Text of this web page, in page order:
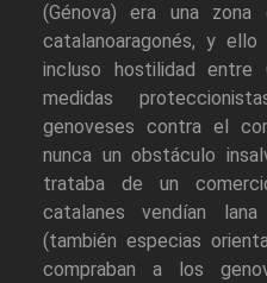
(Génova) era una
catalanoaragonés, y
incluso hostilidad entre
medidas
genoveses contra el
nunca un obstáculo
trataba de un
catalanes vendían
(también especias
compraban a los